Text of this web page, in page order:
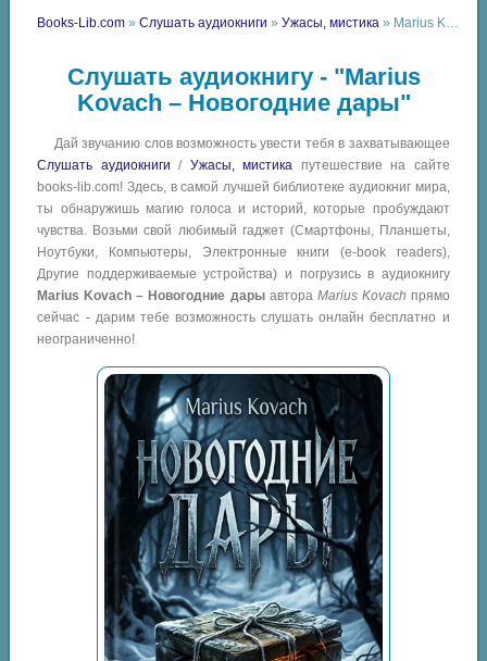
Books-Lib.com »Слушать аудиокниги »Ужасы, мистика » Marius Kovach – Новогодние дары
Слушать аудиокнигу - "Marius
Kovach – Новогодние дары"
Дай звучанию слов возможность увести тебя в захватывающее
Слушать аудиокниги / Ужасы, мистика путешествие на сайте
books-lib.com! Здесь, в самой лучшей библиотеке аудиокниг мира,
ты обнаружишь магию голоса и историй, которые пробуждают
чувства. Возьми свой любимый гаджет (Смартфоны, Планшеты,
Ноутбуки, Компьютеры, Электронные книги (e-book readers),
Другие поддерживаемые устройства) и погрузись в аудиокнигу
Marius Kovach – Новогодние дарыавтора Marius Kovach прямо
сейчас - дарим тебе возможность слушать онлайн бесплатно и
неограниченно!